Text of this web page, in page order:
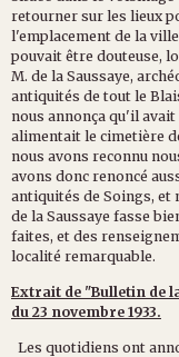
retourner sur les lieux
l'emplacement de la
pouvait être douteuse,
M. de la Saussaye,
antiquités de tout le
nous annonça qu'il
alimentait le cimetière
nous avons reconnu
avons donc renoncé
antiquités de Soings, et
de la Saussaye fasse
faites, et des
localité remarquable.
Extrait de "Bulletin de
du 23 novembre 1933.
Les quotidiens ont